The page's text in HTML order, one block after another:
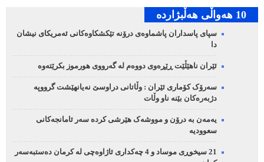
10 هه‌واڵی هه‌ڵبژارده‌
سپای پاسداران پاشماوەی درۆنە تێکشکاوەکانی ئەمریکای نیشان
دا
ئێران ناهێڵێت ڕێڕەوی دووەم لە گەرووی هورموز بکرێتەوە
سەرۆک کۆماری ئێران : وڵاتانی دراوسێ نەیانهێشت گرووپە
دژبەرەکان بێنە ناو وڵات
یەمەن بە درۆن و مووشەک هێرشی کردە سەر ئامانجەکانی
سعوودیە
21 سیخوڕی موساد و 4 چەکداری ئاژاوەچی لە کرمان دەستبەسەر